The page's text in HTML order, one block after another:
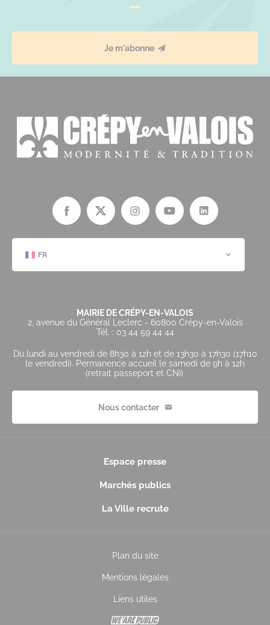
Je m'abonne
FR
MAIRIE DE CRÉPY-EN-VALOIS
2, avenue du Général Leclerc - 60800 Crépy-en-Valois
Tél. : 03 44 59 44 44
Du lundi au vendredi de 8h30 à 12h et de 13h30 à 17h30 (17h10
le vendredi). Permanence accueil le samedi de 9h à 12h
(retrait passeport et CNI).
Nous contacter
Espace presse
Marchés publics
La Ville recrute
Plan du site
Mentions légales
Liens utiles